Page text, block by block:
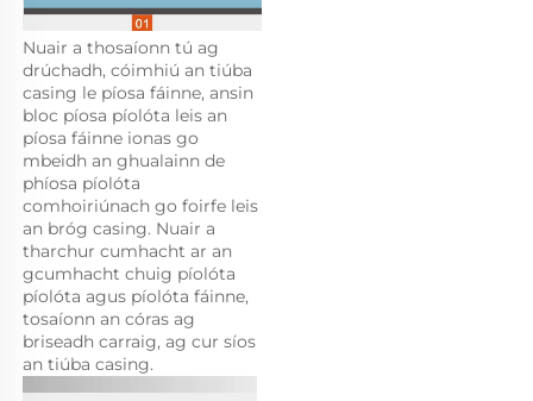
Nuair a thosaíonn tú ag
drúchadh, cóimhiú an tiúba
casing le píosa fáinne, ansin
bloc píosa píolóta leis an
píosa fáinne ionas go
mbeidh an ghualainn de
phíosa píolóta
comhoiriúnach go foirfe leis
an bróg casing. Nuair a
tharchur cumhacht ar an
gcumhacht chuig píolóta
píolóta agus píolóta fáinne,
tosaíonn an córas ag
briseadh carraig, ag cur síos
an tiúba casing.